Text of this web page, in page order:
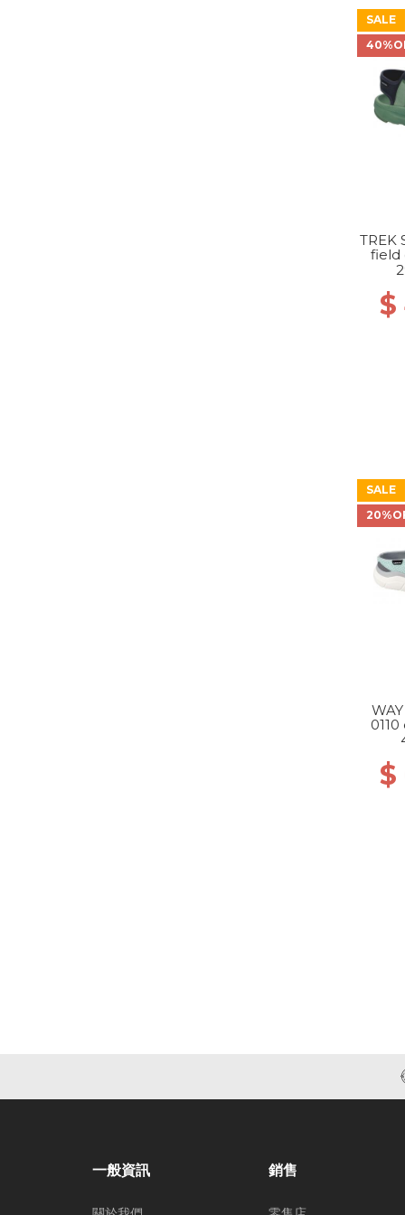
SALE
TREK
field
$
SALE
$
一般資訊 銷售